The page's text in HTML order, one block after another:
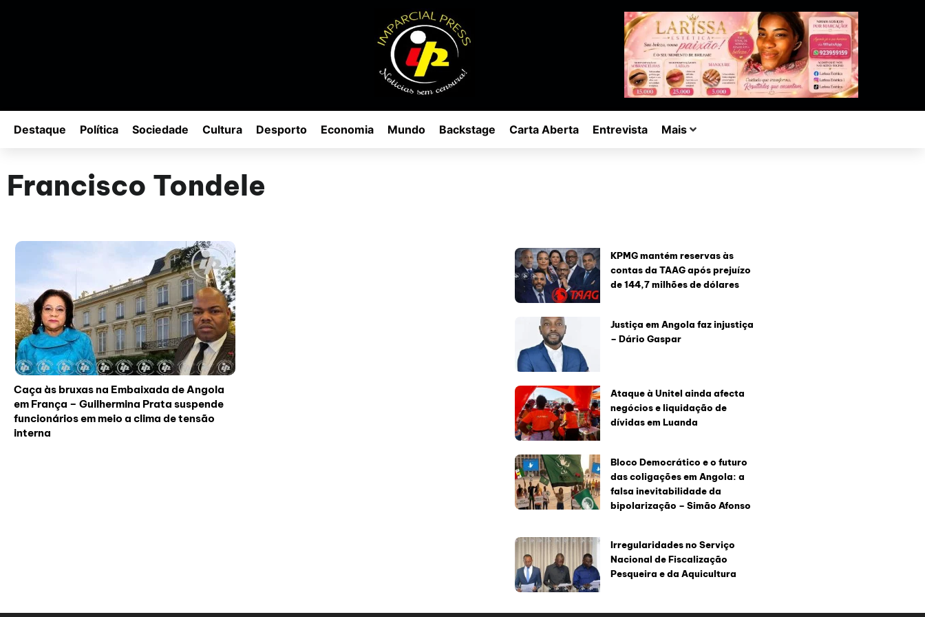
Destaque Política Sociedade Cultura Desporto Economia Mundo Backstage Carta Aberta Entrevista Mais
Francisco Tondele
Caça às bruxas na Embaixada de Angola
em França – Guilhermina Prata suspende
funcionários em meio a clima de tensão
interna
KPMG mantém reservas às
contas da TAAG após prejuízo
de 144,7 milhões de dólares
Justiça em Angola faz injustiça
– Dário Gaspar
Ataque à Unitel ainda afecta
negócios e liquidação de
dívidas em Luanda
Bloco Democrático e o futuro
das coligações em Angola: a
falsa inevitabilidade da
bipolarização – Simão Afonso
Irregularidades no Serviço
Nacional de Fiscalização
Pesqueira e da Aquicultura